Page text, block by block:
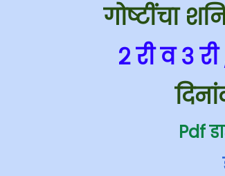
गोष्टींचा
२ री व ३
Pdf